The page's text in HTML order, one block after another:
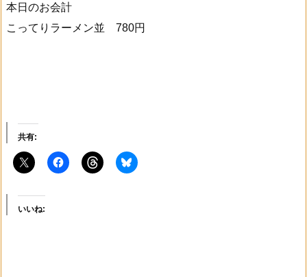
本日のお会計
こってりラーメン並 780円
共有:
いいね: